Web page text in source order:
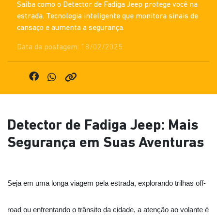
Saiba como o Detector de Fadiga Jeep protege você na
estrada. Tecnologia inteligente que monitora sinais de
cansaço e aumenta a segurança.
Data da postagem: 18/02/2025
Detector de Fadiga Jeep: Mais
Segurança em Suas Aventuras
Seja em uma longa viagem pela estrada, explorando trilhas off-
road ou enfrentando o trânsito da cidade, a atenção ao volante é